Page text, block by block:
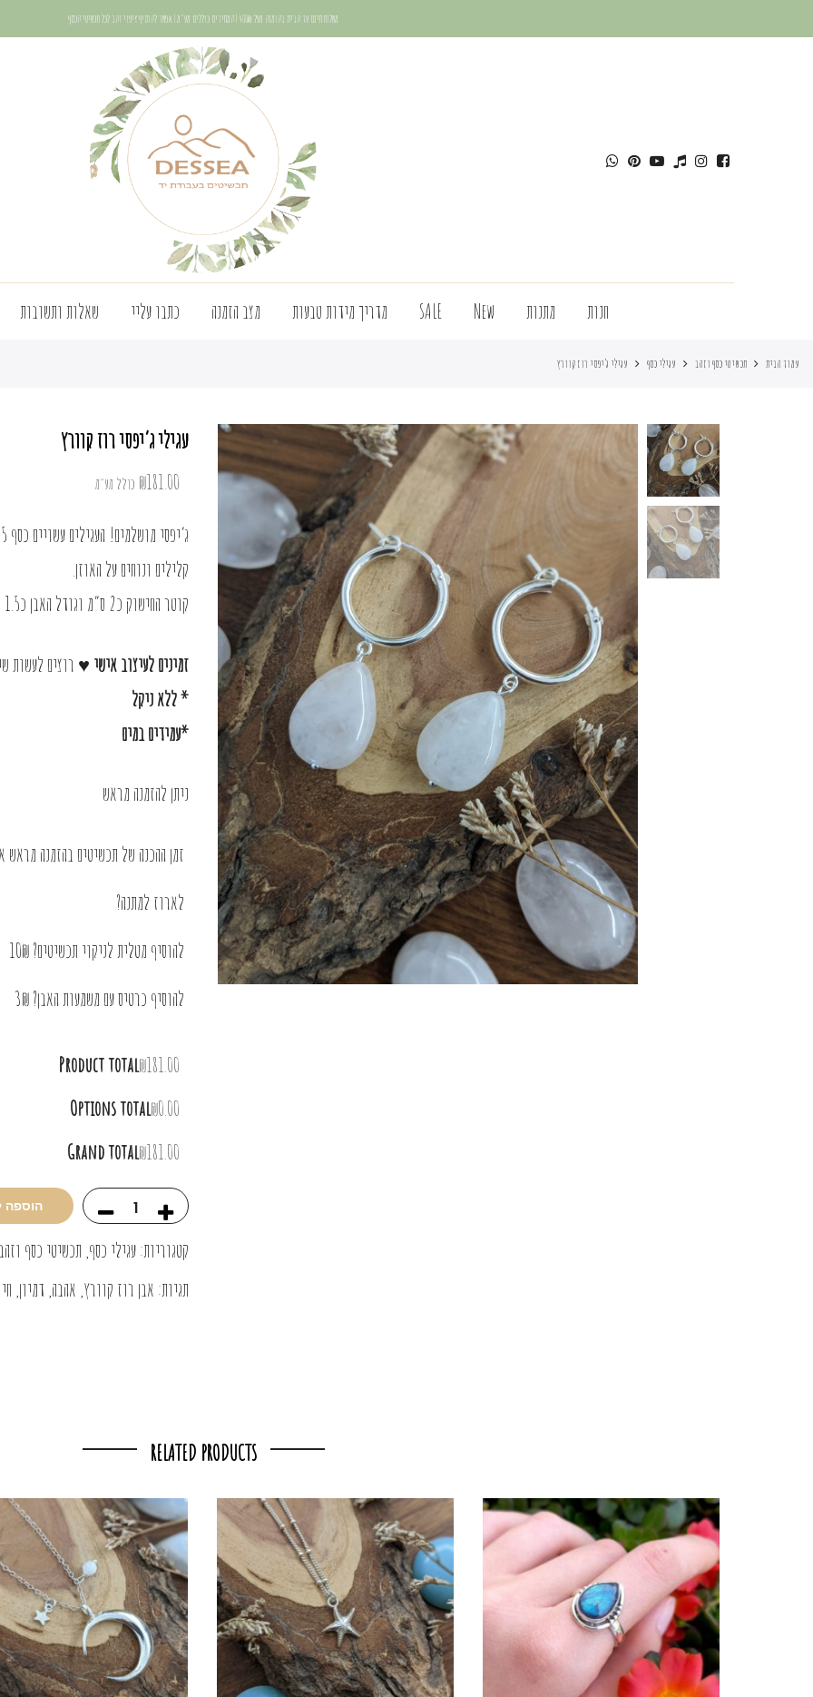
משלוח חינם עד הבית בהזמנה מעל 400₪ | המחירים כוללים מע"מ | אפשר להוסיף ציפוי זהב לכל תכשיטי הכסף
חנות מתנות New
SALE מדריך מידות טבעות מצב הזמנה כתבו עליי שאלות ותשובות
עמוד הבית תכשיטי כסף וזהב עגילי כסף עגילי ג’יפסי רוז קוורץ
עגילי ג’יפסי רוז קוורץ
₪181.00 כולל מע"מ
ג’יפסי מושלמים! העגילים עשויים כסף 925 ואבני רוז קוורץ טבעיות.
קלילים ונוחים על האוזן.
קוטר החישוק כ2 ס”מ וגודל האבן כ1.5 ס”מ
זמינים לעיצוב אישי ♥ רוצים לעשות
* ללא ניקל
*עמידים במים
ניתן להזמנה מראש
זמן ההכנה של תכשיטים בהזמנה מראש או
לארוז למתנה?
להוסיף מטלית לניקוי תכשיטים? 10₪
להוסיף כרטיס עם משמעות האבן? 3₪
Product total₪181.00
Options total₪0.00
Grand total₪181.00
הוספה
קטגוריות:עגילי כסף תכשיטי כסף וזהב
תגיות: אבן רוז קוורץ אהבה דמיון
RELATED PRODUCTS